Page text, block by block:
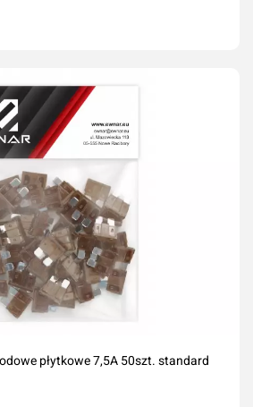
płytkowe 7,5A 50szt. standard